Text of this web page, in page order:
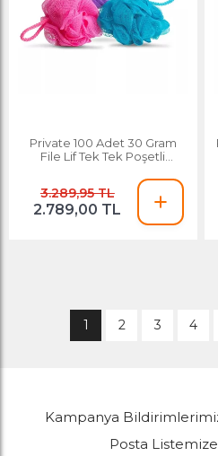
Private 100 Adet 30 Gram
File Lif Tek Tek Poşetli
3.289,95 TL
2.789,00 TL
1 2 3 4
Kampanya
Posta